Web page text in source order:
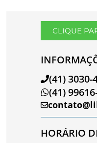
CLIQUE
(41) 3030-
(41)
HORÁRIO